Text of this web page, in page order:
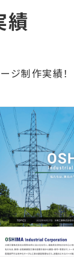
績
ジ制作実績！